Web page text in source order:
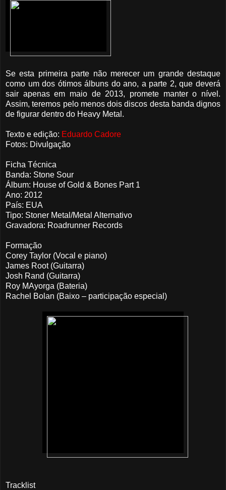
Se esta primeira parte não merecer um grande destaque
como um dos ótimos álbuns do ano, a parte 2, que deverá
sair apenas em maio de 2013, promete manter o nível.
Assim, teremos pelo menos dois discos desta banda dignos
de figurar dentro do Heavy Metal.
Texto e edição: Eduardo Cadore
Fotos: Divulgação
Ficha Técnica
Banda: Stone Sour
Álbum: House of Gold & Bones Part 1
Ano: 2012
País: EUA
Tipo: Stoner Metal/Metal Alternativo
Gravadora: Roadrunner Records
Formação
Corey Taylor (Vocal e piano)
James Root (Guitarra)
Josh Rand (Guitarra)
Roy MAyorga (Bateria)
Rachel Bolan (Baixo – participação especial)
Tracklist